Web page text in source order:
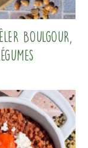
Boulgour,